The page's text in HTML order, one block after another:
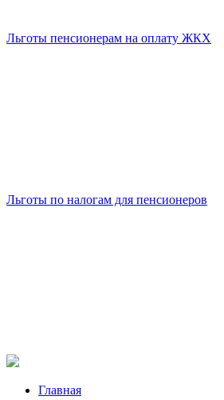
Льготы пенсионерам на оплату ЖКХ
Льготы по налогам для пенсионеров
Главная